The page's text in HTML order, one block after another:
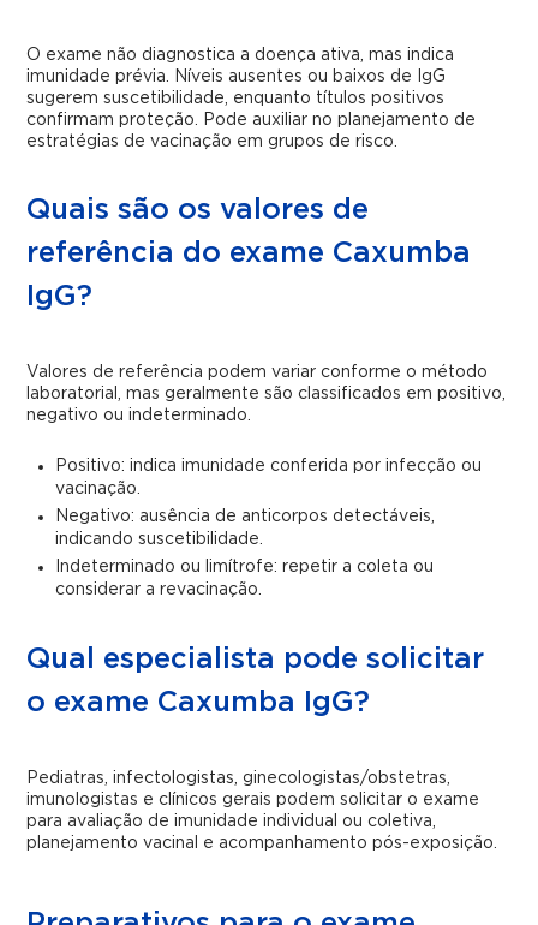
O exame não diagnostica a doença ativa, mas indica
imunidade prévia. Níveis ausentes ou baixos de IgG
sugerem suscetibilidade, enquanto títulos positivos
confirmam proteção. Pode auxiliar no planejamento de
estratégias de vacinação em grupos de risco.
Quais são os valores de
referência do exame Caxumba
IgG?
Valores de referência podem variar conforme o método
laboratorial, mas geralmente são classificados em positivo,
negativo ou indeterminado.
Positivo: indica imunidade conferida por infecção ou
vacinação.
Negativo: ausência de anticorpos detectáveis,
indicando suscetibilidade.
Indeterminado ou limítrofe: repetir a coleta ou
considerar a revacinação.
Qual especialista pode solicitar
o exame Caxumba IgG?
Pediatras, infectologistas, ginecologistas/obstetras,
imunologistas e clínicos gerais podem solicitar o exame
para avaliação de imunidade individual ou coletiva,
planejamento vacinal e acompanhamento pós-exposição.